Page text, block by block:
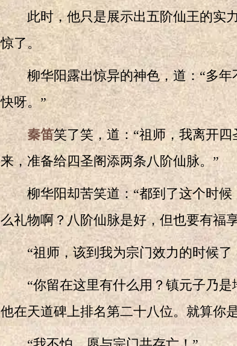
此时，他只是展示出五阶仙王的实力
惊了。
柳华阳露出惊异的神色，道：“多年
快呀。”
秦笛笑了笑，道：“祖师，我离开
来，准备给四圣阁添两条八阶仙脉。”
柳华阳却苦笑道：“都到了这个时候
么礼物啊？八阶仙脉是好，但也要有福
“祖师，该到我为宗门效力的时候了
“你留在这里有什么用？镇元子乃是
他在天道碑上排名第二十八位。就算你